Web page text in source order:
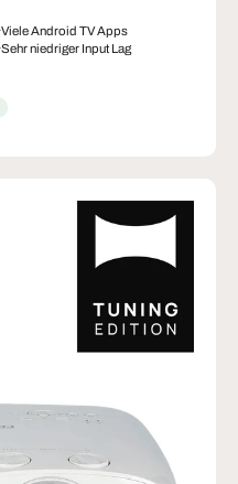
Viele Android TV Apps
Sehr niedriger Input Lag